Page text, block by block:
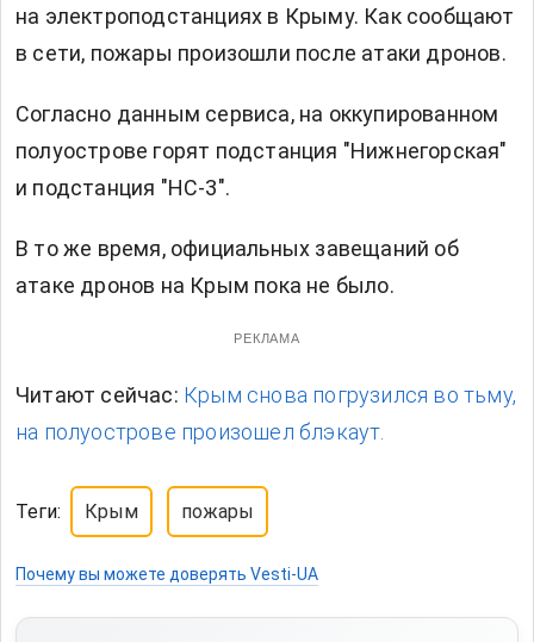
на электроподстанциях в Крыму. Как сообщают
в сети, пожары произошли после атаки дронов.
Согласно данным сервиса, на оккупированном
полуострове горят подстанция "Нижнегорская"
и подстанция "НС-3".
В то же время, официальных завещаний об
атаке дронов на Крым пока не было.
РЕКЛАМА
Читают сейчас: Крым снова погрузился во тьму,
на полуострове произошел блэкаут.
Теги: Крым пожары
Почему вы можете доверять Vesti-UA